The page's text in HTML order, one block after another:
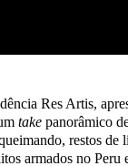
Res Artis,
take panorâmico
restos de
armados no Peru